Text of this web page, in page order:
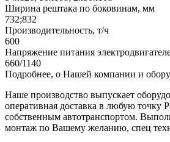
Ширина рештака по боковинам, мм
732;832
Производительность, т/ч
600
Напряжение питания
660/1140
Подробнее, о Нашей компании и
Наше производство выпускает
оперативная доставка в любую точку
собственным автотранспортом.
монтаж по Вашему желанию, спец